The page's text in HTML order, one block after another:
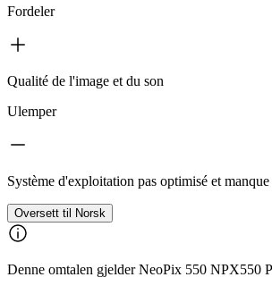
Fordeler
Qualité de l'image et du son
Ulemper
Système d'exploitation pas optimisé et
Oversett til Norsk
Denne omtalen gjelder NeoPix 550 NPX550